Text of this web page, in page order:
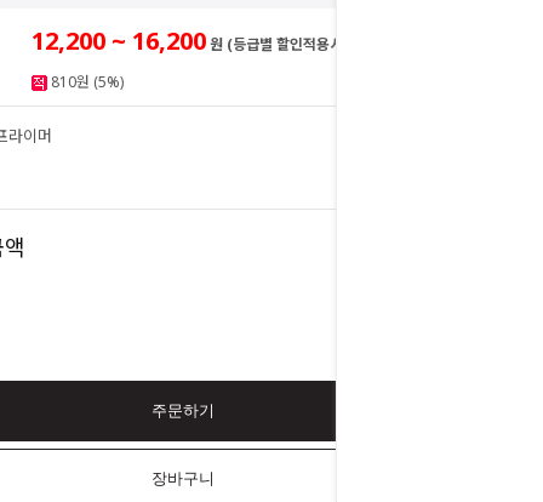
12,200 ~ 16,200원 (등급별 할인적용시)
810원 (5%)
라이머
주문하기
장바구니